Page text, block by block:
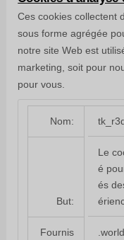
Ces cookies collectent
sous forme agrégée
notre site Web est
marketing, soit pour
pour vous.
Nom:
But:
Le
é
és
Fournis